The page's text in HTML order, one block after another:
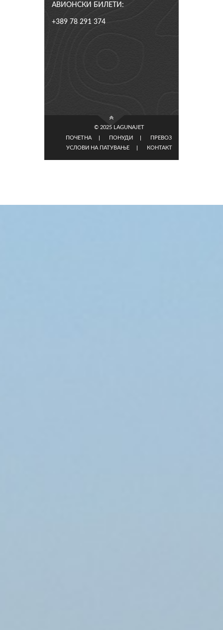
АВИОНСКИ БИЛЕТИ:
+389 78 291 374
© 2025 LAGUNAJET
ПОЧЕТНА
ПОНУДИ
ПРЕВОЗ
УСЛОВИ НА ПАТУВАЊЕ
КОНТАКТ